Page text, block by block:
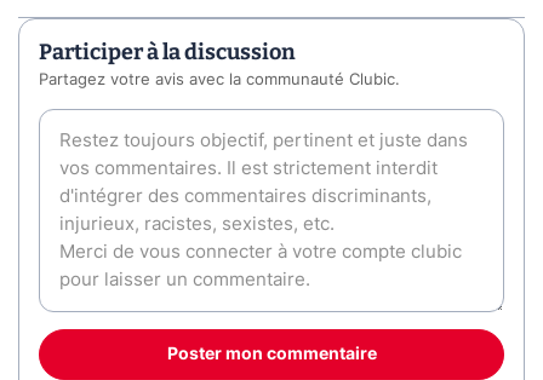
Participer à la discussion
Partagez votre avis avec la communauté Clubic.
Poster mon commentaire